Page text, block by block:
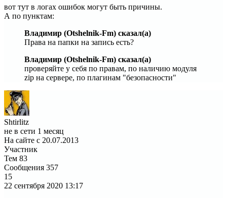
вот тут в логах ошибок могут быть причины.
А по пунктам:
Владимир (Otshelnik-Fm) сказал(а)
Права на папки на запись есть?
Владимир (Otshelnik-Fm) сказал(а)
проверяйте у себя по правам, по наличию модуля
zip на сервере, по плагинам "безопасности"
Shtirlitz
не в сети 1 месяц
На сайте с 20.07.2013
Участник
Тем 83
Сообщения 357
15
22 сентября 2020 13:17